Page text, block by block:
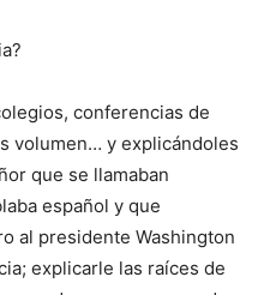
conferencias de
volumen… y explicándoles
que se llamaban
español y que
al presidente Washington
explicarle las raíces de